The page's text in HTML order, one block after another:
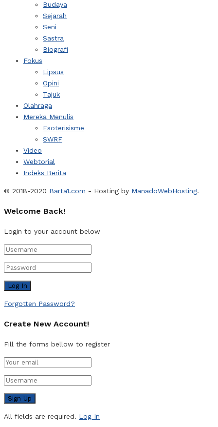
Budaya
Sejarah
Seni
Sastra
Biografi
Fokus
Lipsus
Opini
Tajuk
Olahraga
Mereka Menulis
Esoterisisme
SWRF
Video
Webtorial
Indeks Berita
© 2018-2020 Barta1.com - Hosting by ManadoWebHosting.
Welcome Back!
Login to your account below
Forgotten Password?
Create New Account!
Fill the forms bellow to register
All fields are required. Log In